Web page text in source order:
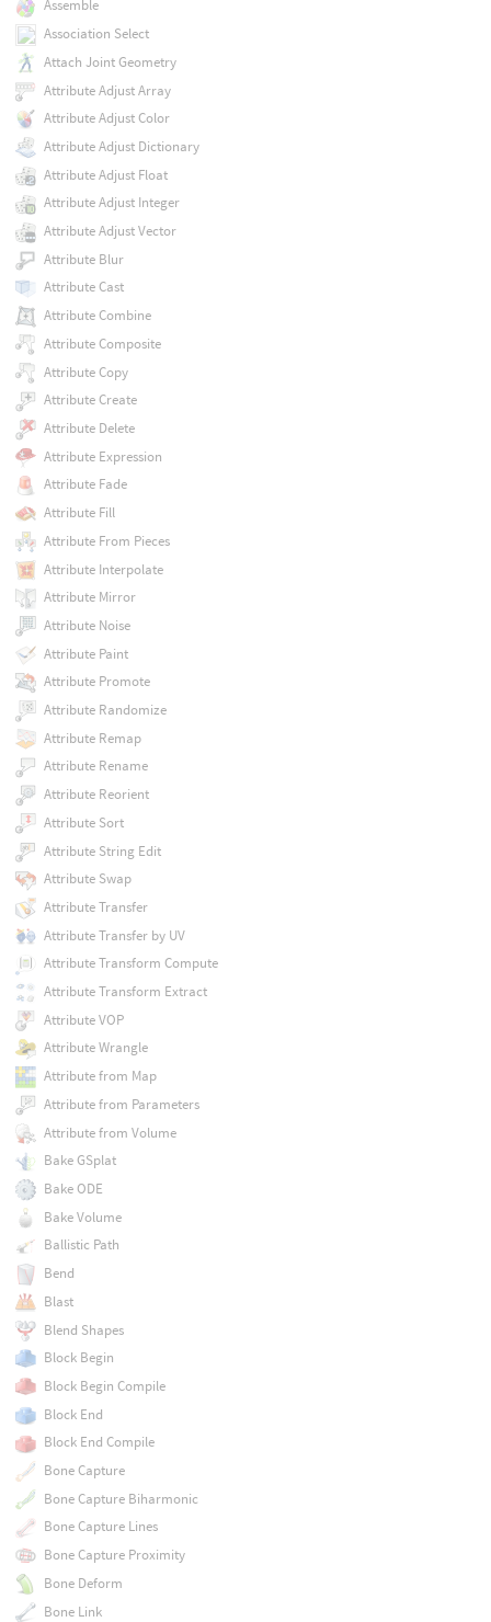
Assemble
Association Select
Attach Joint Geometry
Attribute Adjust Array
Attribute Adjust Color
Attribute Adjust Dictionary
Attribute Adjust Float
Attribute Adjust Integer
Attribute Adjust Vector
Attribute Blur
Attribute Cast
Attribute Combine
Attribute Composite
Attribute Copy
Attribute Create
Attribute Delete
Attribute Expression
Attribute Fade
Attribute Fill
Attribute From Pieces
Attribute Interpolate
Attribute Mirror
Attribute Noise
Attribute Paint
Attribute Promote
Attribute Randomize
Attribute Remap
Attribute Rename
Attribute Reorient
Attribute Sort
Attribute String Edit
Attribute Swap
Attribute Transfer
Attribute Transfer by UV
Attribute Transform Compute
Attribute Transform Extract
Attribute VOP
Attribute Wrangle
Attribute from Map
Attribute from Parameters
Attribute from Volume
Bake GSplat
Bake ODE
Bake Volume
Ballistic Path
Bend
Blast
Blend Shapes
Block Begin
Block Begin Compile
Block End
Block End Compile
Bone Capture
Bone Capture Biharmonic
Bone Capture Lines
Bone Capture Proximity
Bone Deform
Bone Link